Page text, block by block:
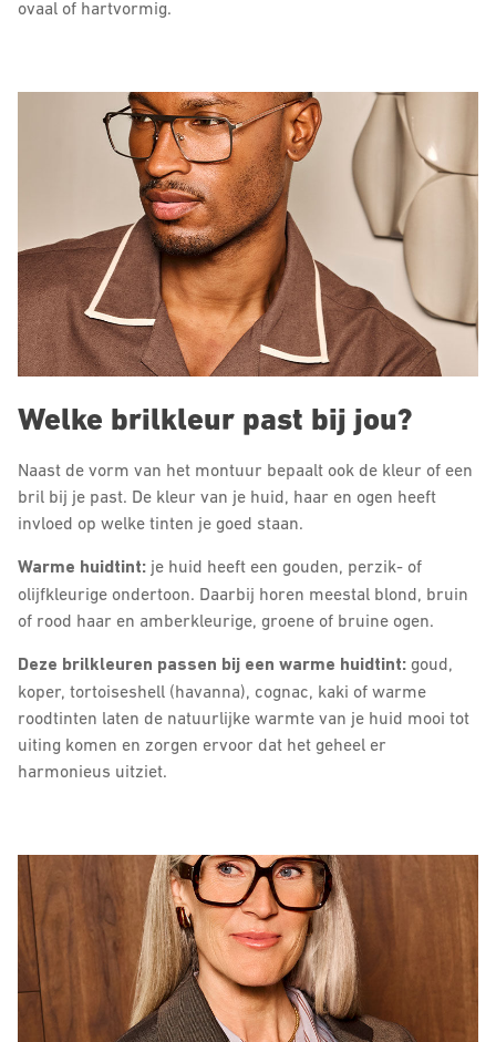
ovaal of hartvormig.
Welke brilkleur past bij jou?
Naast de vorm van het montuur bepaalt ook de kleur of een
bril bij je past. De kleur van je huid, haar en ogen heeft
invloed op welke tinten je goed staan.
Warme huidtint: je huid heeft een gouden, perzik- of
olijfkleurige ondertoon. Daarbij horen meestal blond, bruin
of rood haar en amberkleurige, groene of bruine ogen.
Deze brilkleuren passen bij een warme huidtint: goud,
koper, tortoiseshell (havanna), cognac, kaki of warme
roodtinten laten de natuurlijke warmte van je huid mooi tot
uiting komen en zorgen ervoor dat het geheel er
harmonieus uitziet.